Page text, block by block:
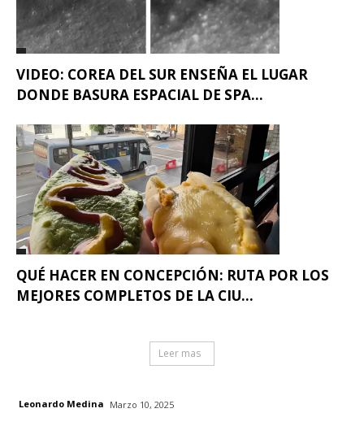
VIDEO: COREA DEL SUR ENSEÑA EL LUGAR
DONDE BASURA ESPACIAL DE SPA...
QUÉ HACER EN CONCEPCIÓN: RUTA POR LOS
MEJORES COMPLETOS DE LA CIU...
Leer mas
Leonardo Medina Marzo 10, 2025